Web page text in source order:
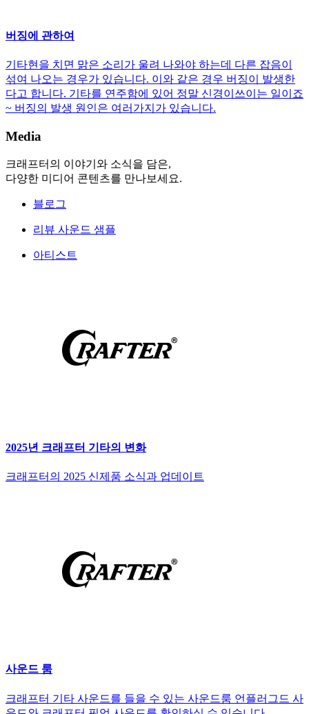
버징에 관하여
기타현을 치면 맑은 소리가 울려 나와야 하는데 다른 잡음이
섞여 나오는 경우가 있습니다. 이와 같은 경우 버징이 발생한
다고 합니다. 기타를 연주함에 있어 정말 신경이쓰이는 일이죠
~ 버징의 발생 원인은 여러가지가 있습니다.
Media
크래프터의 이야기와 소식을 담은,
다양한 미디어 콘텐츠를 만나보세요.
블로그
리뷰 사운드 샘플
아티스트
2025년 크래프터 기타의 변화
크래프터의 2025 신제품 소식과 업데이트
사운드 룸
크래프터 기타 사운드를 들을 수 있는 사운드룸 언플러그드 사